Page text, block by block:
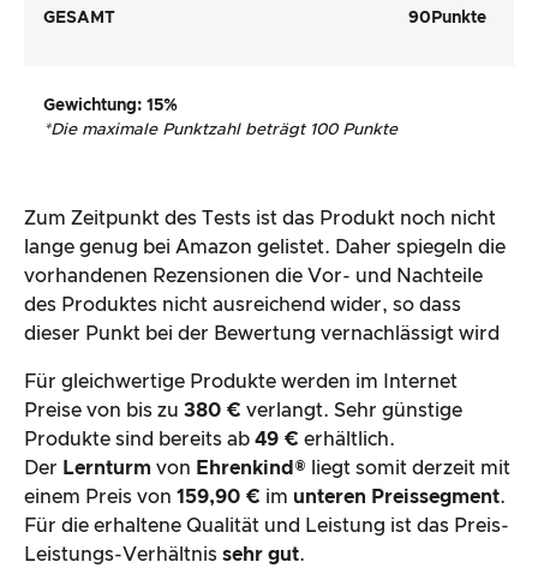
GESAMT 90 Punkte
Gewichtung: 15%
*Die maximale Punktzahl beträgt 100 Punkte
Zum Zeitpunkt des Tests ist das Produkt noch nicht
lange genug bei Amazon gelistet. Daher spiegeln die
vorhandenen Rezensionen die Vor- und Nachteile
des Produktes nicht ausreichend wider, so dass
dieser Punkt bei der Bewertung vernachlässigt wird
Für gleichwertige Produkte werden im Internet
Preise von bis zu 380 € verlangt. Sehr günstige
Produkte sind bereits ab 49 € erhältlich.
Der Lernturm von Ehrenkind® liegt somit derzeit mit
einem Preis von 159,90 € im unteren Preissegment.
Für die erhaltene Qualität und Leistung ist das Preis-
Leistungs-Verhältnis sehr gut.